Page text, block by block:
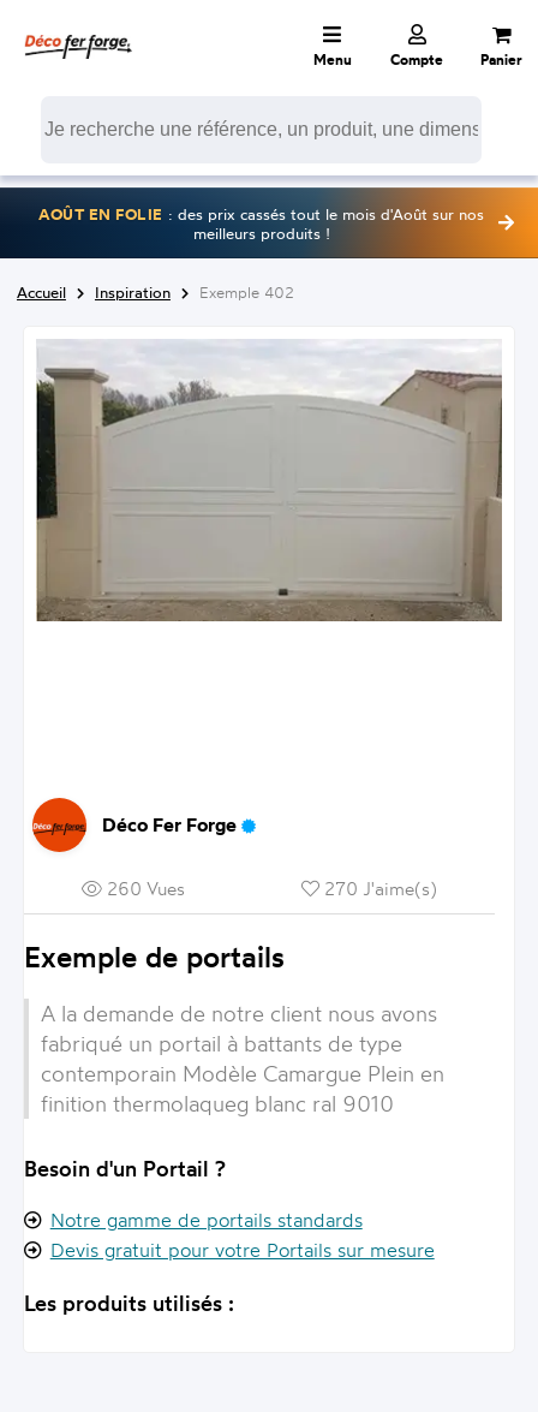
Menu Compte Panier
AOÛT EN FOLIE : des prix cassés tout le mois d'Août sur nos
meilleurs produits !
Accueil Inspiration Exemple 402
Déco Fer Forge
260 Vues 270 J'aime(s)
Exemple de portails
A la demande de notre client nous avons
fabriqué un portail à battants de type
contemporain Modèle Camargue Plein en
finition thermolaqueg blanc ral 9010
Besoin d'un Portail ?
Notre gamme de portails standards
Devis gratuit pour votre Portails sur mesure
Les produits utilisés :